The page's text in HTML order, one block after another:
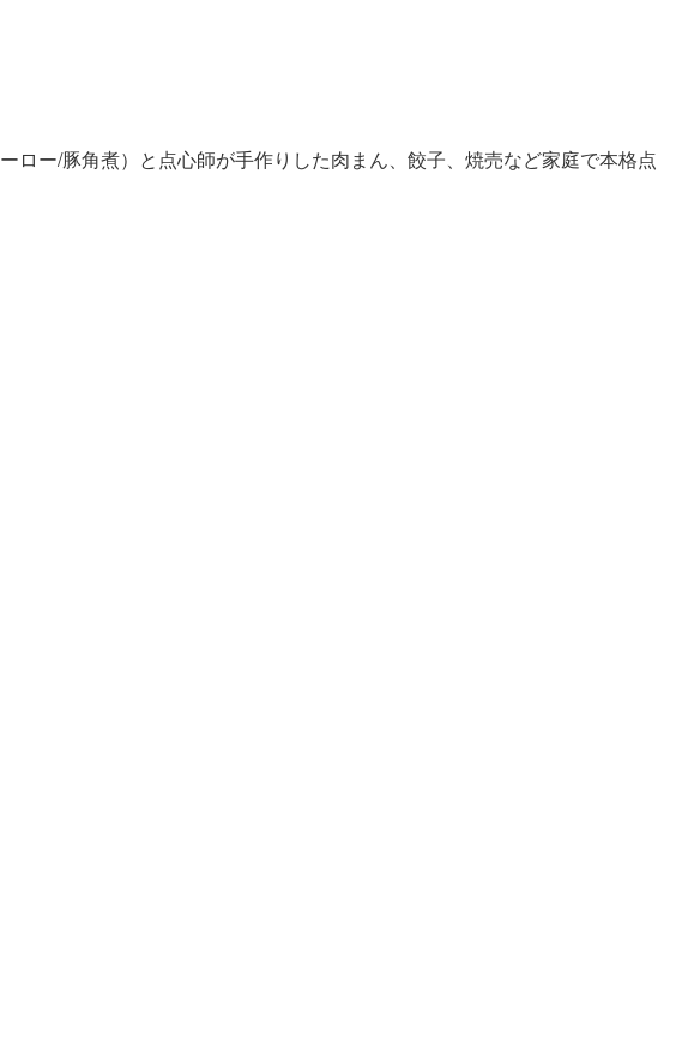
ー/豚角煮）と点心師が手作りした肉まん、餃子、焼売など家庭で本格点